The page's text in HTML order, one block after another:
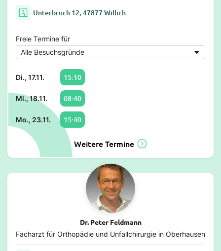
Unterbruch 12, 47877 Willich
Freie Termine für
Di., 17.11. 15:10
Mi., 18.11. 08:40
Mo., 23.11. 15:40
Weitere Termine
Dr. Peter Feldmann
Facharzt für Orthopädie und Unfallchirurgie in Oberhausen